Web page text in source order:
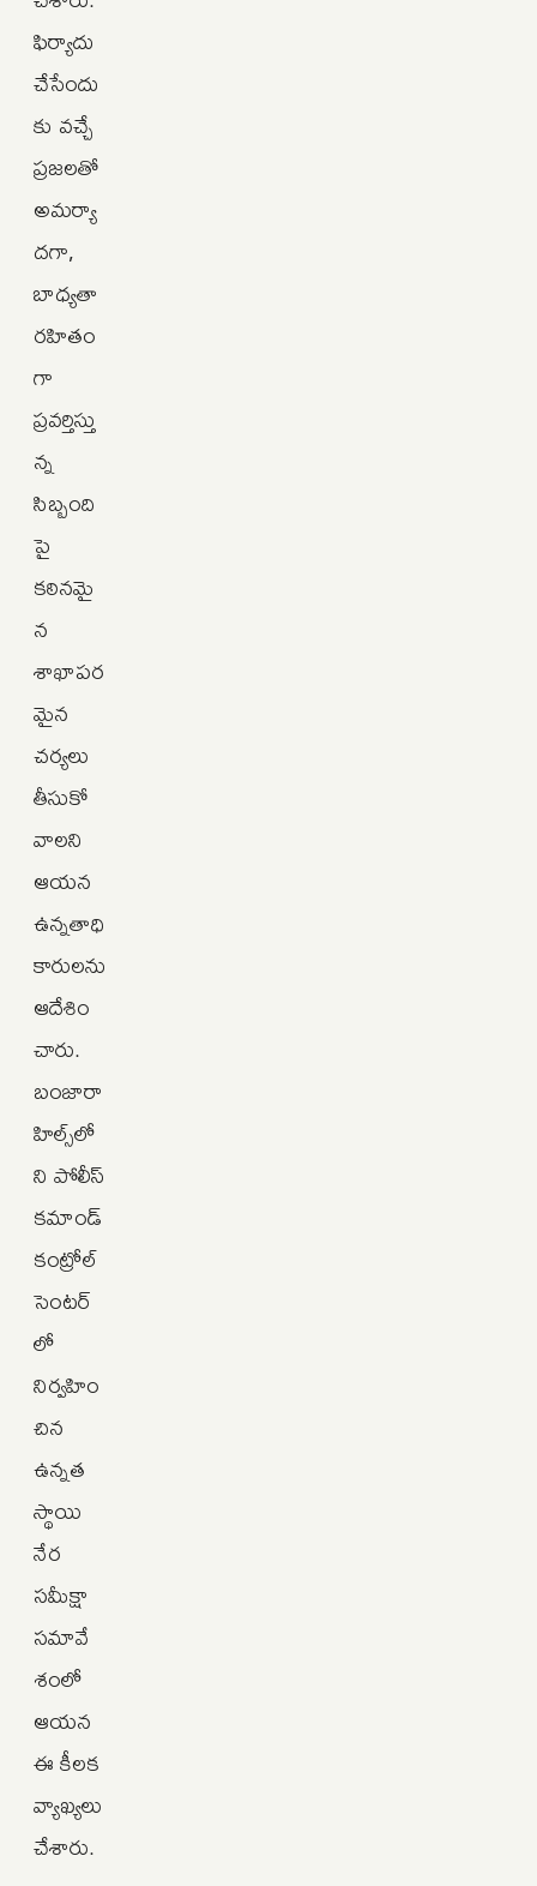
ఫిర్యాదు
చేసేందు
కు వచ్చే
ప్రజలతో
అమర్యా
దగా,
బాధ్యతా
రహితం
గా
ప్రవర్తిస్తు
న్న
సిబ్బంది
పై
కఠినమై
న
శాఖాపర
మైన
చర్యలు
తీసుకో
వాలని
ఆయన
ఉన్నతాధి
కారులను
ఆదేశిం
చారు.
బంజారా
హిల్స్‌లో
ని పోలీస్
కమాండ్
కంట్రోల్
సెంటర్‌
లో
నిర్వహిం
చిన
ఉన్నత
స్థాయి
నేర
సమీక్షా
సమావే
శంలో
ఆయన
ఈ కీలక
వ్యాఖ్యలు
చేశారు.